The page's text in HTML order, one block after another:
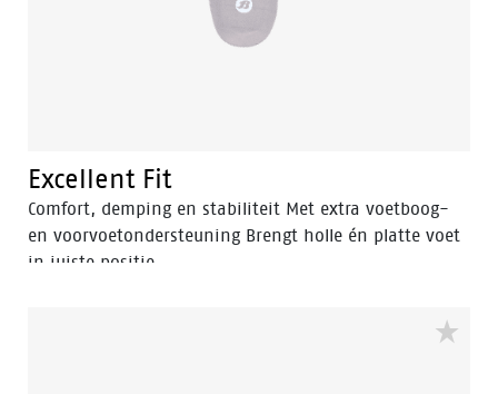
Excellent Fit
Comfort, demping en stabiliteit Met extra voetboog-
en voorvoetondersteuning Brengt holle én platte voet
in juiste positie